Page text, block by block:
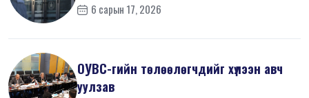
6 сарын 17, 2026
ОУВС-гийн төлөөлөгчдийг хүлээн авч
уулзав